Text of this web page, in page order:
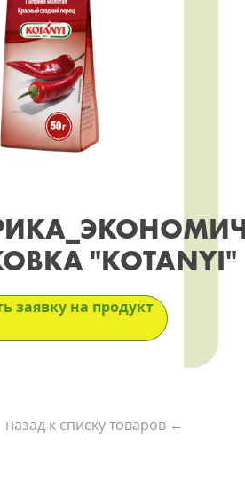
"KOTANYI"
заявку на продукт
назад к списку товаров ←